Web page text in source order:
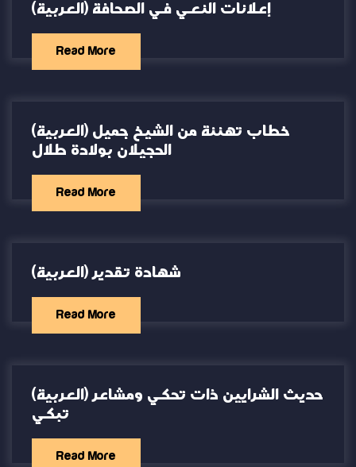
(العربية) إعلانات النعي في الصحافة
Read More
(العربية) خطاب تهنئة من الشيخ جميل
الحجيلان بولادة طلال
Read More
(العربية) شهادة تقدير
Read More
(العربية) حديث الشرايين ذات تحكي ومشاعر
تبكي
Read More